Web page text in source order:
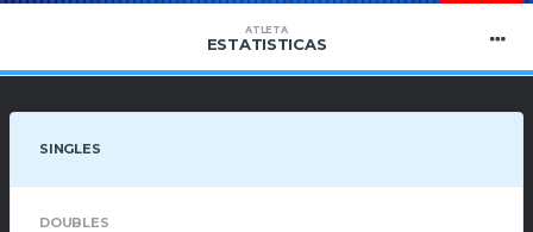
ATLETA
ESTATISTICAS
SINGLES
DOUBLES